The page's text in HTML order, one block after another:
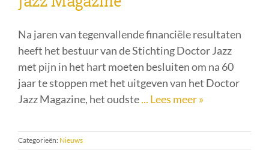
Na jaren van tegenvallende financiële resultaten
heeft het bestuur van de Stichting Doctor Jazz
met pijn in het hart moeten besluiten om na 60
jaar te stoppen met het uitgeven van het Doctor
Jazz Magazine, het oudste... Lees meer »
Categorieën: Nieuws